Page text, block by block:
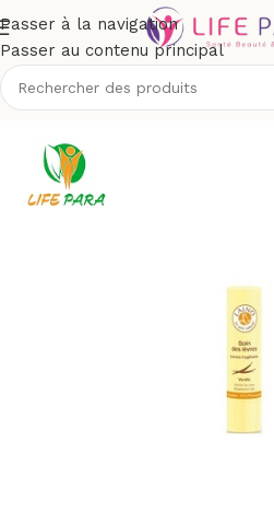
Passer à la navigation
Passer au contenu principal
/Yeux et lèvres/Sticks